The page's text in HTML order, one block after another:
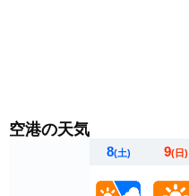
空港の天気
8(土) 9(日)